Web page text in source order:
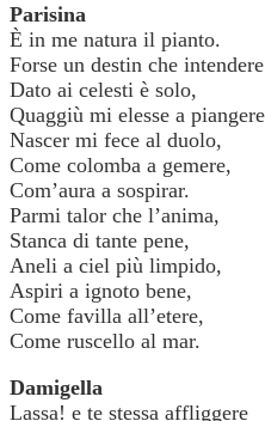
Parisina
È in me natura il pianto.
Forse un destin che intendere
Dato ai celesti è solo,
Quaggiù mi elesse a
Nascer mi fece al duolo,
Come colomba a gemere,
Com’aura a sospirar.
Parmi talor che l’anima,
Stanca di tante pene,
Aneli a ciel più limpido,
Aspiri a ignoto bene,
Come favilla all’etere,
Come ruscello al mar.
Damigella
Lassa! e te stessa affliggere